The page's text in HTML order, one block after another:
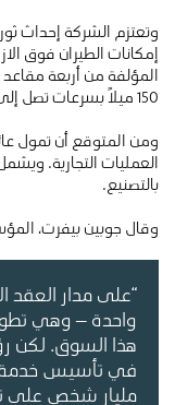
وتعتزم الشركة إحداث
إمكانات الطيران فوق
المؤلفة من أربعة
150 ميلاً بسرعات تصل إلى 200 ميل في الساعة.
ومن المتوقع أن تمول
العمليات التجارية.
بالتصنيع.
وقال جوبين بيفرت،
“على مدار العقد
واحدة – وهي
هذا السوق. لكن
في تأسيس خدمة
مليار شخص على